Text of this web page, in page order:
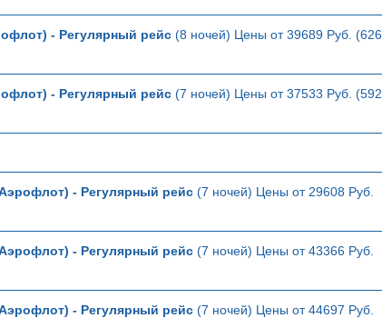
- Регулярный рейс (8 ночей) Цены от 39689 Руб. (626
- Регулярный рейс (7 ночей) Цены от 37533 Руб. (592
- Регулярный рейс (7 ночей) Цены от 29608 Руб.
- Регулярный рейс (7 ночей) Цены от 43366 Руб.
- Регулярный рейс (7 ночей) Цены от 44697 Руб.